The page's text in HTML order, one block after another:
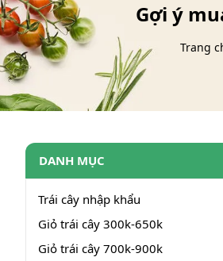
Gợi ý
Trang
DANH MỤC
Trái cây nhập khẩu
Giỏ trái cây 300k-650k
Giỏ trái cây 700k-900k